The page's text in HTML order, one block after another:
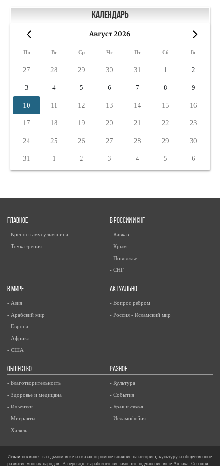
Календарь
Август 2026
Пн Вт Ср Чт Пт Сб Вс
27 28 29 30 31 1 2
3 4 5 6 7 8 9
10 11 12 13 14 15 16
17 18 19 20 21 22 23
24 25 26 27 28 29 30
31 1 2 3 4 5 6
ГЛАВНОЕ
- Крепость мусульманина
- Точка зрения
В РОССИИ И СНГ
- Кавказ
- Крым
- Поволжье
- СНГ
В МИРЕ
- Азия
- Арабский мир
- Европа
- Африка
- США
АКТУАЛЬНО
- Вопрос ребром
- Россия - Исламский мир
ОБЩЕСТВО
- Благотворительность
- Здоровье и медицина
- Из жизни
- Мигранты
- Халяль
РАЗНОЕ
- Культура
- События
- Брак и семья
- Исламофобия
Ислам появился в седьмом веке и оказал огромное влияние на историю, культуру и общественное
развитие многих народов. В переводе с арабского «ислам» это подчинение воле Аллаха. Сегодня